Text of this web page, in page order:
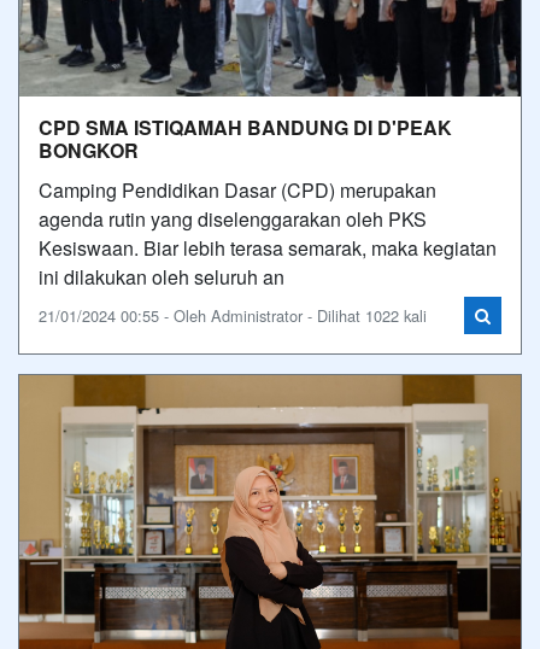
CPD SMA ISTIQAMAH BANDUNG DI D'PEAK
BONGKOR
Camping Pendidikan Dasar (CPD) merupakan
agenda rutin yang diselenggarakan oleh PKS
Kesiswaan. Biar lebih terasa semarak, maka kegiatan
ini dilakukan oleh seluruh an
21/01/2024 00:55 - Oleh Administrator - Dilihat 1022 kali